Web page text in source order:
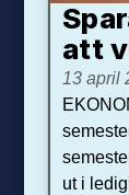
att
13 april
ut i